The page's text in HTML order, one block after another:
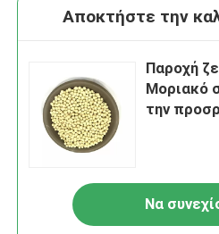
Αποκτήστε την
Παροχή
Μοριακό
την
Να